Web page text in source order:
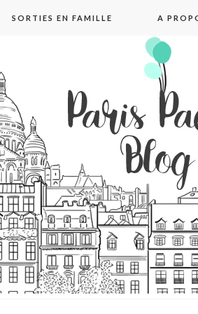
SORTIES EN FAMILLE A